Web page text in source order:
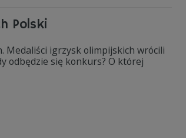
Polski
Medaliści igrzysk olimpijskich wrócili
odbędzie się konkurs? O której